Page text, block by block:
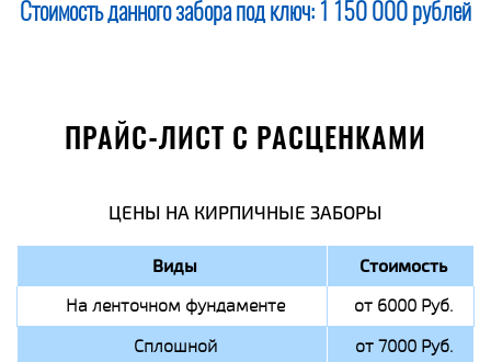
Стоимость данного забора под ключ: 1 150 000 рублей
ПРАЙС-ЛИСТ С РАСЦЕНКАМИ
ЦЕНЫ НА КИРПИЧНЫЕ ЗАБОРЫ
Виды Стоимость
На ленточном фундаменте
от 6000 Руб.
Сплошной
от 7000 Руб.